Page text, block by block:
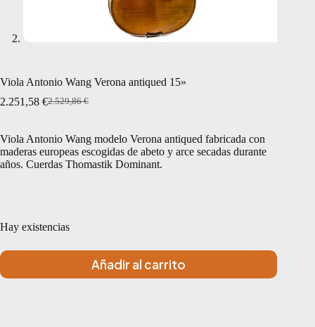
Viola Antonio Wang Verona antiqued 15»
2.529,86€
El
era:
2.529,86 €.
2.251,58 €
El
es:
2.251,58 €.
Viola Antonio Wang modelo Verona antiqued fabricada con
maderas europeas escogidas de abeto y arce secadas durante
años. Cuerdas Thomastik Dominant.
Hay existencias
Añadir al carrito